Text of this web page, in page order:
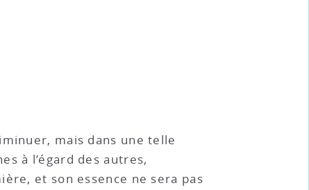
mais dans une telle
à l’égard des autres,
et son essence ne sera pas